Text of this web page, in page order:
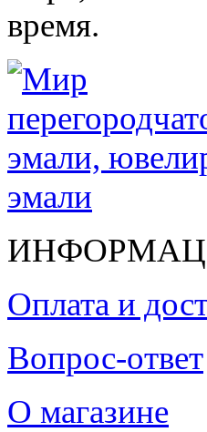
время.
Оплата и
Вопрос-ответ
О магазине